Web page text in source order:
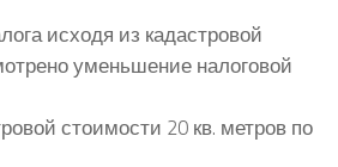
исходя из кадастровой
уменьшение налоговой
стоимости 20 кв. метров по